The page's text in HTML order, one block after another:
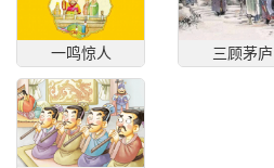
一鸣惊人 三顾茅庐